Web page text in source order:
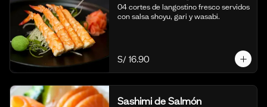
04 cortes de langostino fresco servidos
con salsa shoyu, gari y wasabi.
S/ 16.90
Sashimi de Salmón